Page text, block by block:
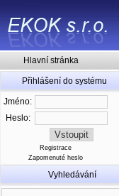
Hlavní stránka
Přihlášení do systému
Jméno:
Heslo:
Registrace
Zapomenuté heslo
Vyhledávání